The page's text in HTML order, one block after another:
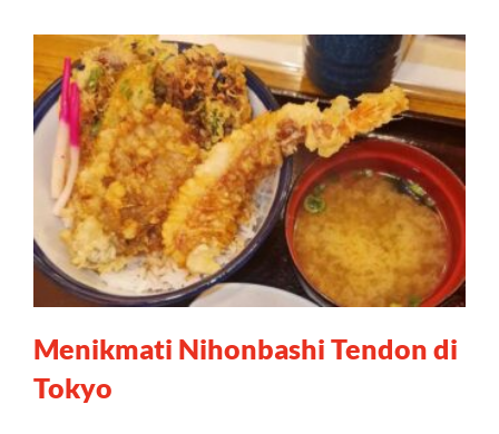
Menikmati Nihonbashi Tendon di
Tokyo